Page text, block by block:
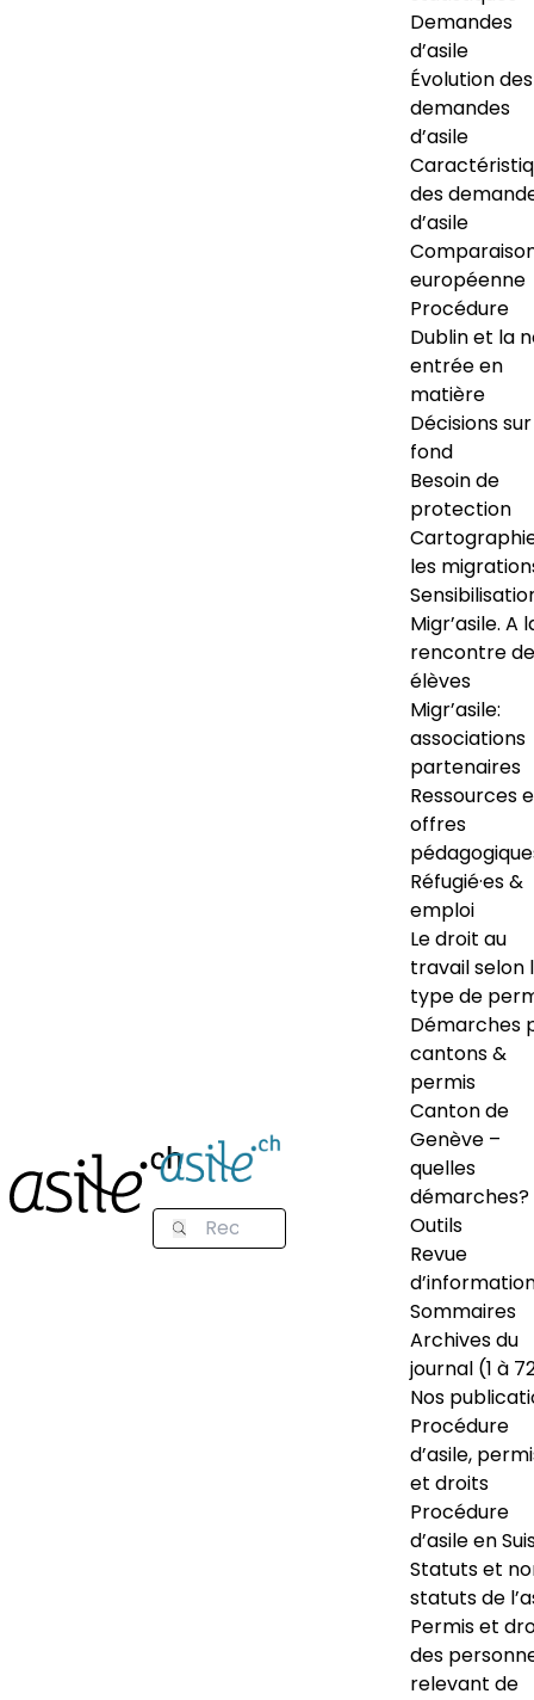
Demandes
d’asile
Évolution des
demandes
d’asile
des
d’asile
européenne
Procédure
Dublin et la
entrée en
matière
Décisions
fond
Besoin de
protection
les
Migr’asile. A
rencontre
élèves
Migr’asile:
associations
partenaires
Ressources
offres
Réfugié·es &
emploi
Le droit au
travail selon
type de
Démarches
cantons &
permis
Canton de
Genève –
quelles
démarches?
Outils
Revue
Sommaires
Archives du
journal (1 à
Nos
Procédure
d’asile,
et droits
Procédure
d’asile en
Statuts et
statuts de
Permis et
des
relevant de